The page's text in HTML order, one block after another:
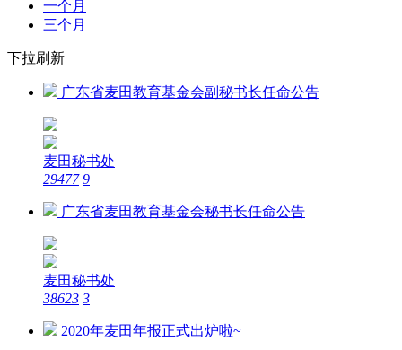
一个月
三个月
下拉刷新
广东省麦田教育基金会副秘书长任命公告
麦田秘书处
29477 9
广东省麦田教育基金会秘书长任命公告
麦田秘书处
38623 3
2020年麦田年报正式出炉啦~